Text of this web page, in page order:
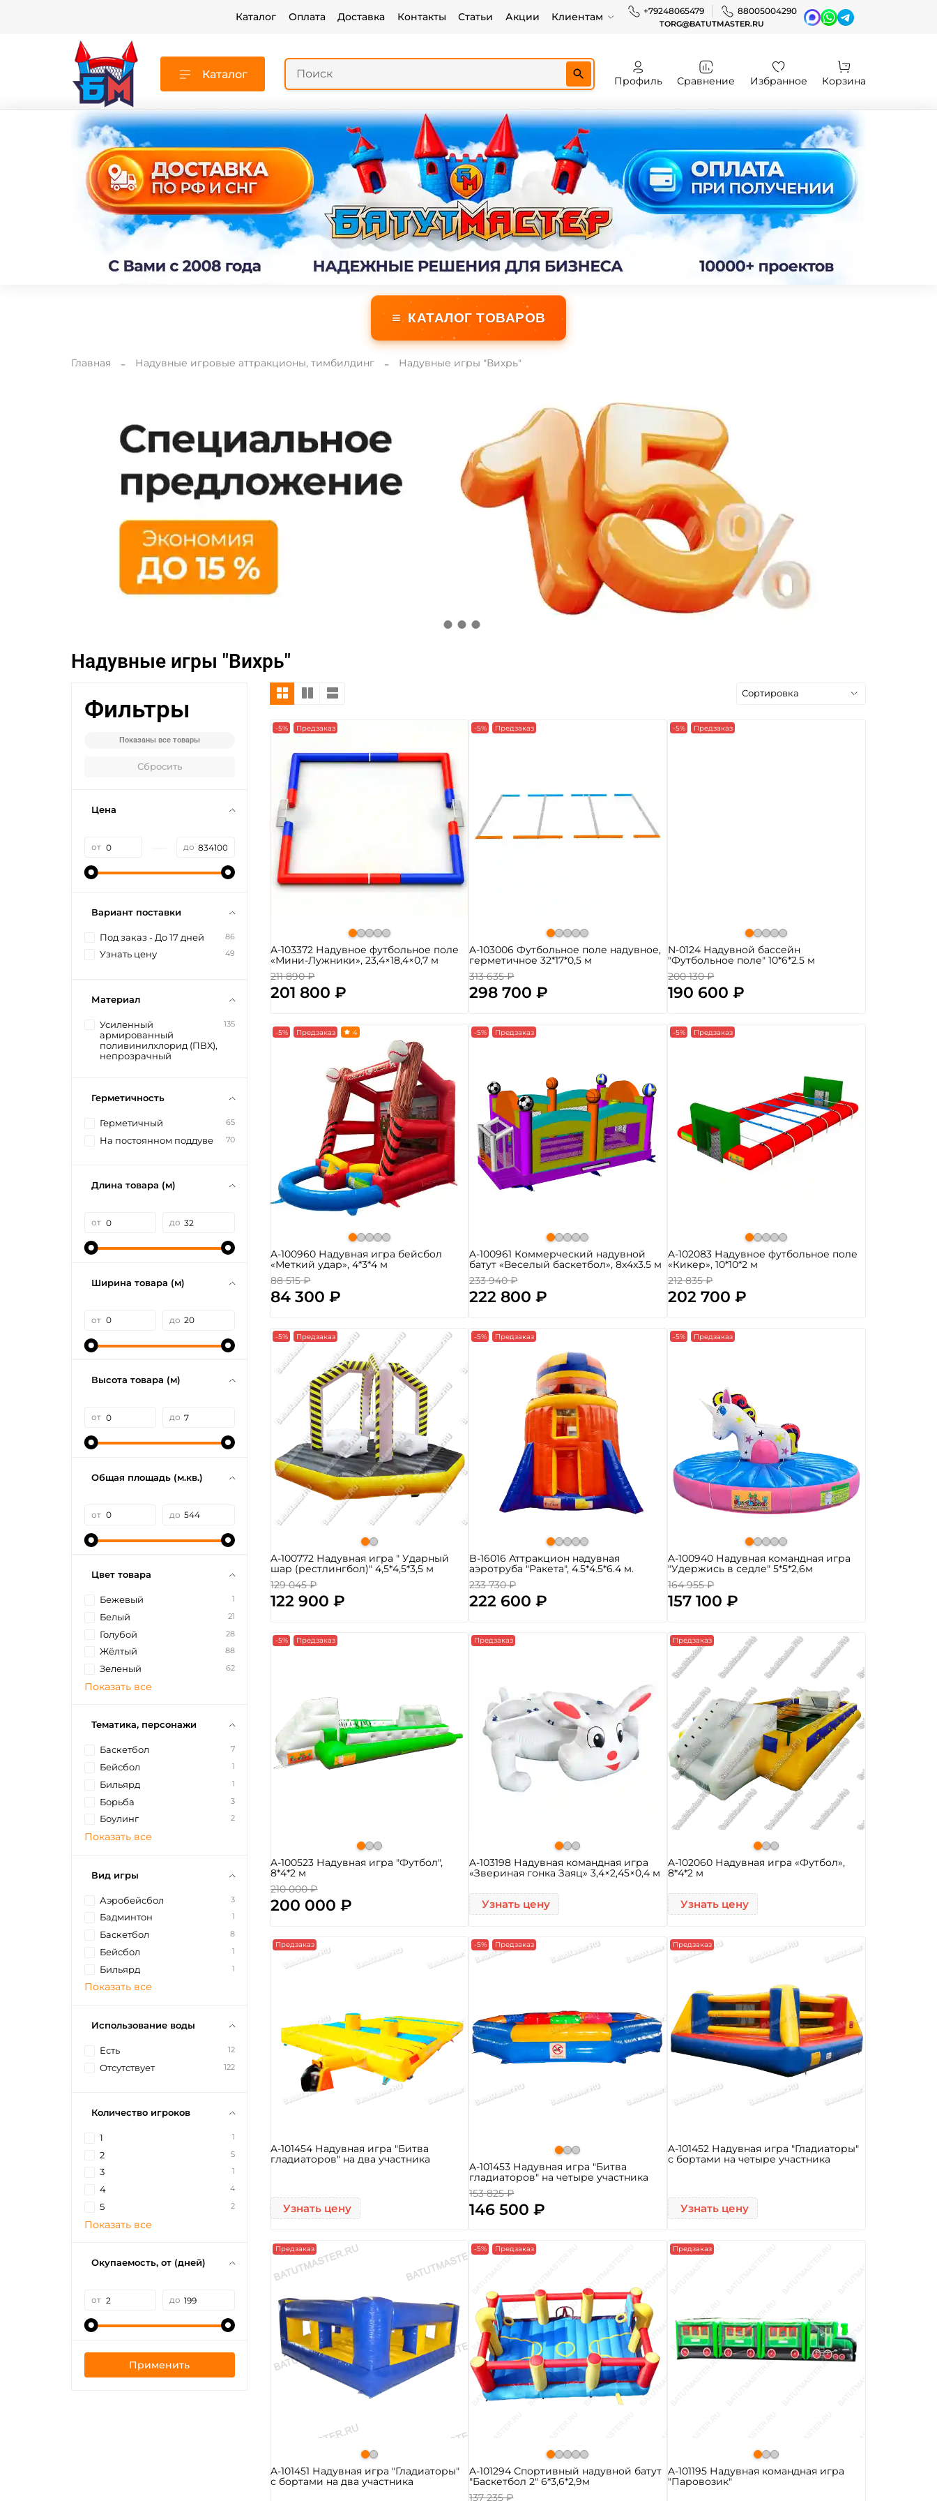
Каталог Оплата Доставка Контакты Статьи Акции Клиентам +79248065479 88005004290
TORG@BATUTMASTER.RU
Каталог
Профиль Сравнение Избранное Корзина
≡ КАТАЛОГ ТОВАРОВ
Главная Надувные игровые аттракционы, тимбилдинг Надувные игры "Вихрь"
Надувные игры "Вихрь"
-5% Предзаказ
A-103372 Надувное футбольное поле
«Мини-Лужники», 23,4×18,4×0,7 м
211 890 ₽
201 800 ₽
-5% Предзаказ
A-103006 Футбольное поле надувное,
герметичное 32*17*0,5 м
313 635 ₽
298 700 ₽
-5% Предзаказ
N-0124 Надувной бассейн
"Футбольное поле" 10*6*2.5 м
200 130 ₽
190 600 ₽
-5% Предзаказ 4
A-100960 Надувная игра бейсбол
«Меткий удар», 4*3*4 м
88 515 ₽
84 300 ₽
-5% Предзаказ
A-100961 Коммерческий надувной
батут «Веселый баскетбол», 8x4x3.5 м
233 940 ₽
222 800 ₽
-5% Предзаказ
A-102083 Надувное футбольное поле
«Кикер», 10*10*2 м
212 835 ₽
202 700 ₽
-5% Предзаказ
A-100772 Надувная игра " Ударный
шар (рестлингбол)" 4,5*4,5*3,5 м
129 045 ₽
122 900 ₽
-5% Предзаказ
B-16016 Аттракцион надувная
аэротруба "Ракета", 4.5*4.5*6.4 м.
233 730 ₽
222 600 ₽
-5% Предзаказ
A-100940 Надувная командная игра
"Удержись в седле" 5*5*2,6м
164 955 ₽
157 100 ₽
-5% Предзаказ
A-100523 Надувная игра "Футбол",
8*4*2 м
210 000 ₽
200 000 ₽
Предзаказ
A-103198 Надувная командная игра
«Звериная гонка Заяц» 3,4×2,45×0,4 м
Узнать цену
Предзаказ
A-102060 Надувная игра «Футбол»,
8*4*2 м
Узнать цену
Предзаказ
A-101454 Надувная игра "Битва
гладиаторов" на два участника
Узнать цену
-5% Предзаказ
A-101453 Надувная игра "Битва
гладиаторов" на четыре участника
153 825 ₽
146 500 ₽
Предзаказ
A-101452 Надувная игра "Гладиаторы"
с бортами на четыре участника
Узнать цену
Предзаказ
A-101451 Надувная игра "Гладиаторы"
с бортами на два участника
-5% Предзаказ
A-101294 Спортивный надувной батут
"Баскетбол 2" 6*3,6*2,9м
137 235 ₽
Предзаказ
A-101195 Надувная командная игра
"Паровозик"
Фильтры
Показаны все товары
Сбросить
Цена
от до
Вариант поставки
Под заказ - До 17 дней 86
Узнать цену 49
Материал
Усиленный
армированный
поливинилхлорид (ПВХ),
непрозрачный
135
Герметичность
Герметичный 65
На постоянном поддуве 70
Длина товара (м)
от до
Ширина товара (м)
от до
Высота товара (м)
от до
Общая площадь (м.кв.)
от до
Цвет товара
Бежевый 1
Белый 21
Голубой 28
Жёлтый 88
Зеленый 62
Показать все
Тематика, персонажи
Баскетбол 7
Бейсбол 1
Бильярд 1
Борьба 3
Боулинг 2
Показать все
Вид игры
Аэробейсбол 3
Бадминтон 1
Баскетбол 8
Бейсбол 1
Бильярд 1
Показать все
Использование воды
Есть 12
Отсутствует 122
Количество игроков
1 1
2 5
3 1
4 4
5 2
Показать все
Окупаемость, от (дней)
от до
Применить